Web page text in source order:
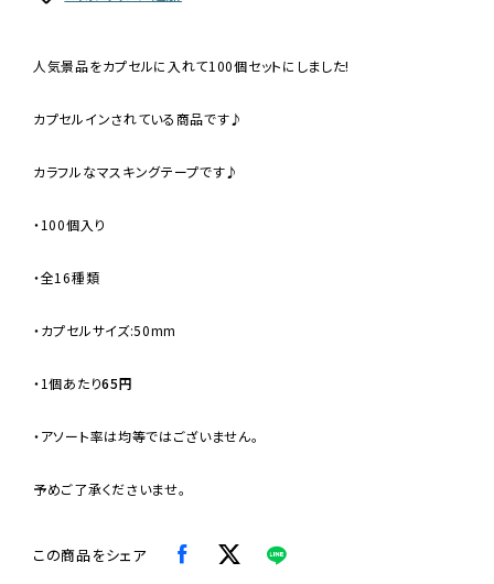
人気景品をカプセルに入れて100個セットにしました!
カプセルインされている商品です♪
カラフルなマスキングテープです♪
・100個入り
・全16種類
・カプセルサイズ:50mm
・1個あたり65円
・アソート率は均等ではございません。
予めご了承くださいませ。
この商品をシェア